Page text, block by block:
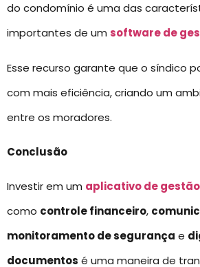
do condomínio é uma das
importantes de um software de
Esse recurso garante que o síndico
com mais eficiência, criando um
entre os moradores.
Conclusão
Investir em um aplicativo de gestão
como controle financeiro,
monitoramento de segurança e
documentos é uma maneira de